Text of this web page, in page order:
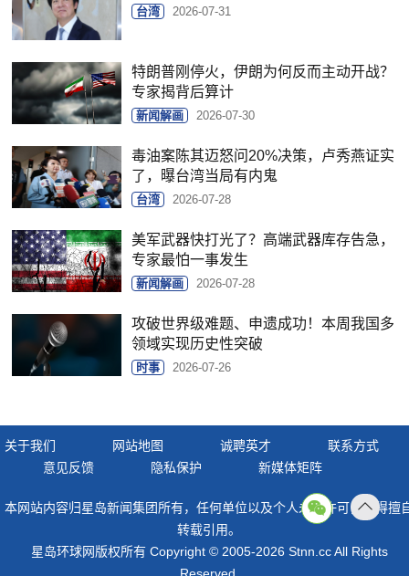
台湾 2026-07-31
特朗普刚停火，伊朗为何反而主动开战？
专家揭背后算计
新闻解画 2026-07-30
毒油案陈其迈怒问20%决策，卢秀燕证实
了，曝台湾当局有内鬼
台湾 2026-07-28
美军武器快打光了？高端武器库存告急，
专家最怕一事发生
新闻解画 2026-07-28
攻破世界级难题、申遗成功！本周我国多
领域实现历史性突破
时事 2026-07-26
关于我们 网站地图 诚聘英才
联系方式
意见反馈
隐私保护 新媒体矩阵
本网站内容归星岛新闻集团所有，任何单位以及个人未经许可，不得擅
转载引用。
星岛环球网版权所有 Copyright © 2005-2026 Stnn.cc All Rights
顶部